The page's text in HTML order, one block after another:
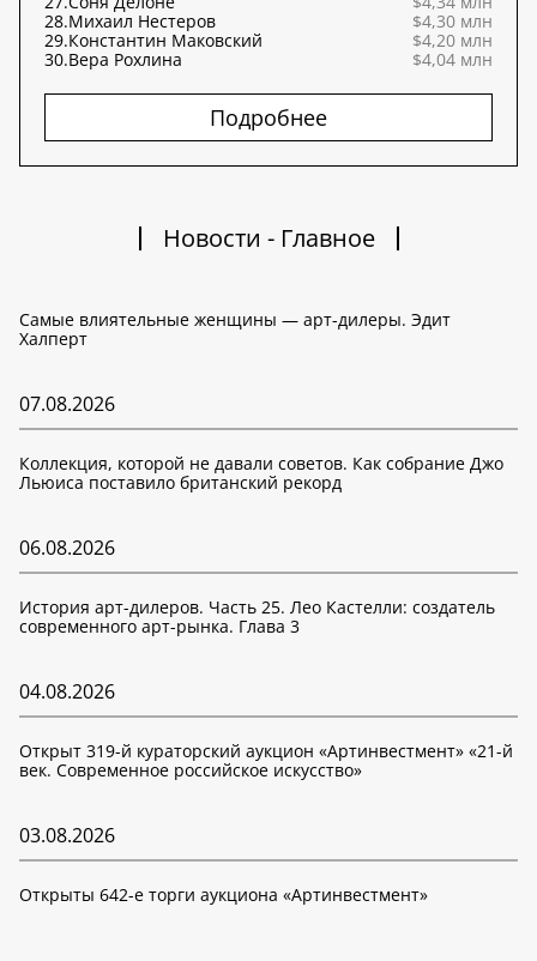
28.Михаил Нестеров
$4,30 млн
29.Константин Маковский
$4,20 млн
30.Вера Рохлина $4,04 млн
Подробнее
Новости - Главное
Самые влиятельные женщины — арт-дилеры. Эдит
Халперт
07.08.2026
Коллекция, которой не давали советов. Как собрание Джо
Льюиса поставило британский рекорд
06.08.2026
История арт-дилеров. Часть 25. Лео Кастелли: создатель
современного арт-рынка. Глава 3
04.08.2026
Открыт 319-й кураторский аукцион «Артинвестмент» «21-й
век. Современное российское искусство»
03.08.2026
Открыты 642-е торги аукциона «Артинвестмент»